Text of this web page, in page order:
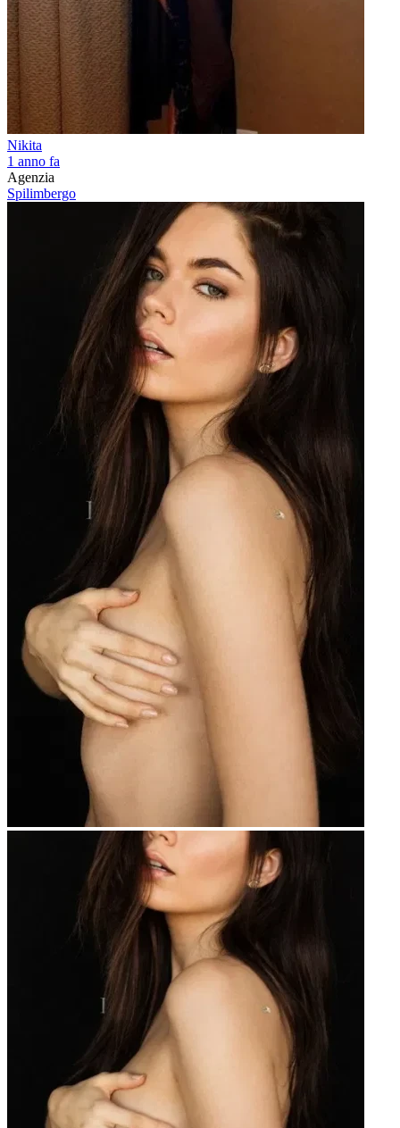
Nikita
1 anno fa
Agenzia
Spilimbergo